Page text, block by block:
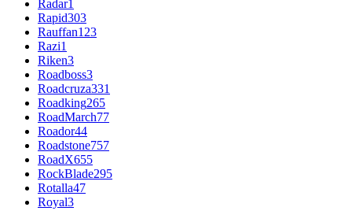
Radar1
Rapid303
Rauffan123
Razi1
Riken3
Roadboss3
Roadcruza331
Roadking265
RoadMarch77
Roador44
Roadstone757
RoadX655
RockBlade295
Rotalla47
Royal3